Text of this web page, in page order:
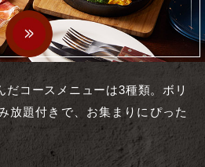
だコースメニューは3種類。ボリ
放題付きで、お集まりにぴった